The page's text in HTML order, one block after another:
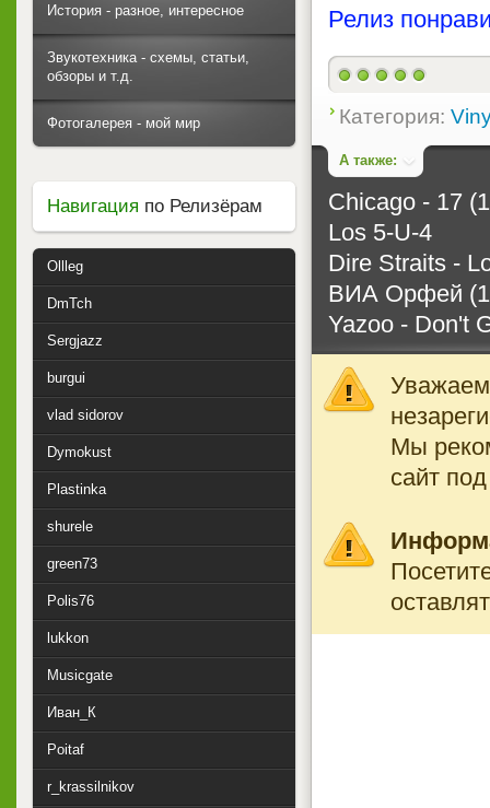
Релиз
Категория:
А также:
Chicago - 17
Los 5-U-4
Dire Straits -
ВИА Орфей
Yazoo - Don't
Мы
сайт
История - разное, интересное
Звукотехника - схемы, статьи,
обзоры и т.д.
Фотогалерея - мой мир
Навигация по Релизёрам
Ollleg
DmTch
Sergjazz
burgui
vlad sidorov
Dymokust
Plastinka
shurele
green73
Polis76
lukkon
Musicgate
Иван_К
Poitaf
r_krassilnikov